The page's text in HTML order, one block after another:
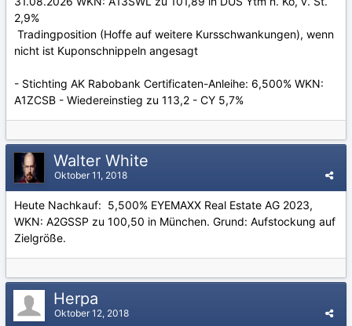
2,9%
Tradingposition (Hoffe auf weitere Kursschwankungen), wenn
nicht ist Kuponschnippeln angesagt
- Stichting AK Rabobank Certificaten-Anleihe: 6,500% WKN:
A1ZCSB - Wiedereinstieg zu 113,2 - CY 5,7%
Walter White
Oktober 11, 2018
Heute Nachkauf: 5,500% EYEMAXX Real Estate AG 2023,
WKN: A2GSSP zu 100,50 in München. Grund: Aufstockung auf
Zielgröße.
Herpa
Oktober 12, 2018